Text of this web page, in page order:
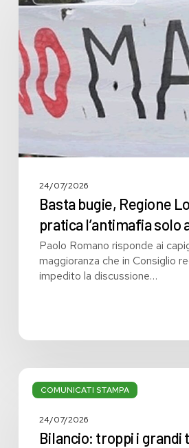
Regione
Lombardia
pratica
l’antimafia
solo
a
parole
24/07/2026
Basta bugie, Regione
pratica l’antimafia solo
Paolo Romano risponde ai
maggioranza che in Consiglio
impedito la discussione…
COMUNICATI STAMPA
Bilancio:
troppi
grandi24/07/2026
Bilancio: troppi i grandi